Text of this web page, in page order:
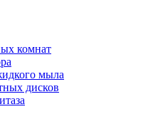
комнат
мыла
дисков